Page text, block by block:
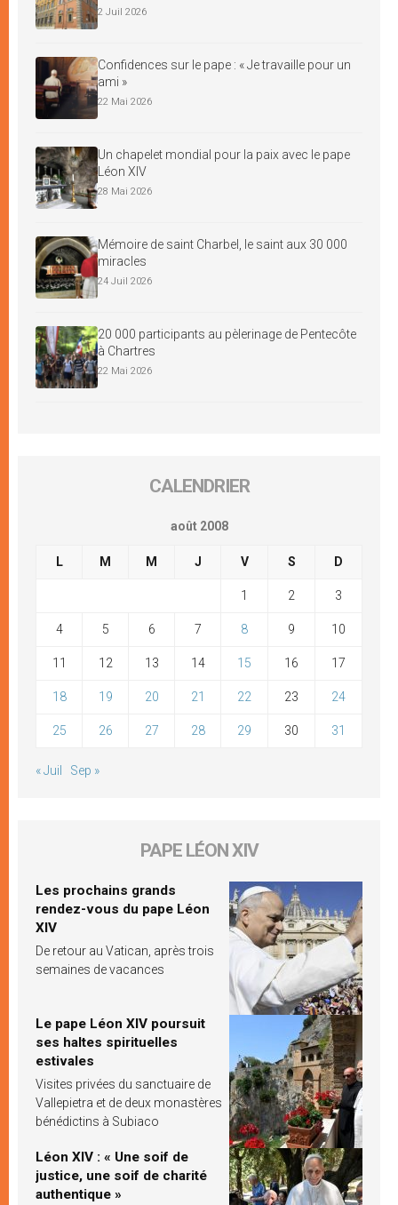
2 Juil 2026
Confidences sur le pape : « Je travaille pour un
ami »
22 Mai 2026
Un chapelet mondial pour la paix avec le pape
Léon XIV
28 Mai 2026
Mémoire de saint Charbel, le saint aux 30 000
miracles
24 Juil 2026
20 000 participants au pèlerinage de Pentecôte
à Chartres
22 Mai 2026
CALENDRIER
août 2008
L M M J V S D
1 2 3
4 5 6 7 8 9 10
11 12 13 14 15 16 17
18 19 20 21 22 23 24
25 26 27 28 29 30 31
« Juil Sep »
PAPE LÉON XIV
Les prochains grands
rendez-vous du pape Léon
XIV
De retour au Vatican, après trois
semaines de vacances
Le pape Léon XIV poursuit
ses haltes spirituelles
estivales
Visites privées du sanctuaire de
Vallepietra et de deux monastères
bénédictins à Subiaco
Léon XIV : « Une soif de
justice, une soif de charité
authentique »